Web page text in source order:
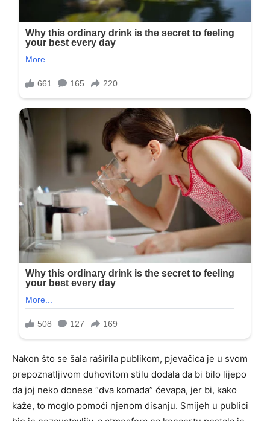
Nakon što se šala raširila publikom, pjevačica je u svom
prepoznatljivom duhovitom stilu dodala da bi bilo lijepo
da joj neko donese “dva komada” ćevapa, jer bi, kako
kaže, to moglo pomoći njenom disanju. Smijeh u publici